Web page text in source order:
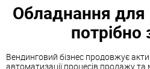
Обладнання
потрібно
Вендинговий бізнес продовжує
автоматизації процесів продажу